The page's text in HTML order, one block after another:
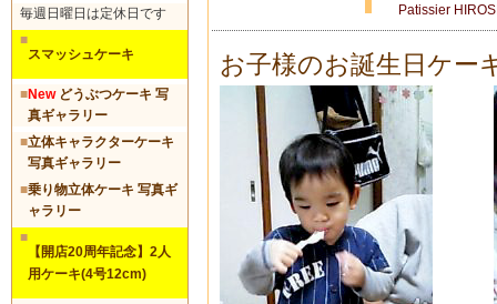
毎週日曜日は定休日です
■
スマッシュケーキ
■Newどうぶつケーキ 写
真ギャラリー
■立体キャラクターケーキ
写真ギャラリー
■乗り物立体ケーキ 写真ギ
ャラリー
■
【開店20周年記念】2人
用ケーキ(4号12cm)
Patissier
お子様のお誕生日ケー